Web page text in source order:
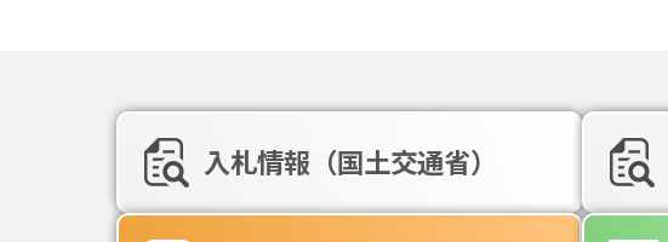
入札情報（国土交通省）